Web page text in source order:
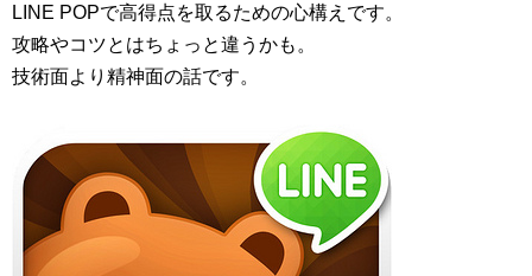
LINE POPで高得点を取るための心構えです。
攻略やコツとはちょっと違うかも。
技術面より精神面の話です。